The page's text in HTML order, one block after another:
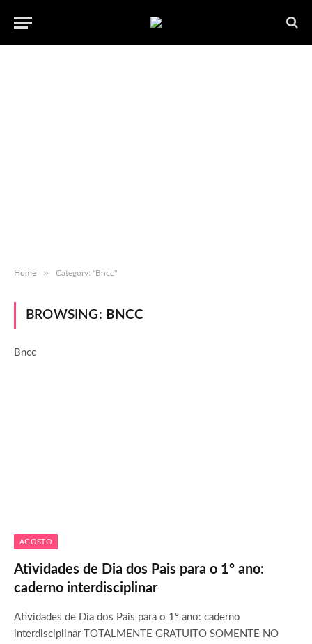
Home » Category: "Bncc"
BROWSING: BNCC
Bncc
AGOSTO
Atividades de Dia dos Pais para o 1º ano:
caderno interdisciplinar
Atividades de Dia dos Pais para o 1º ano: caderno
interdisciplinar TOTALMENTE GRATUITO SOMENTE NO